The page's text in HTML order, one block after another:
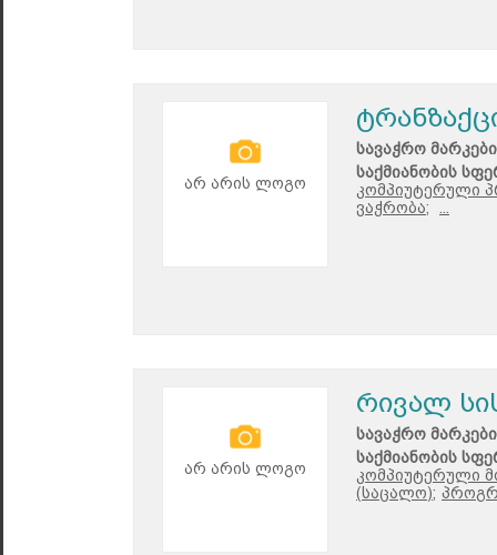
არ არის ლოგო
სავაჭრო
საქმიანობის
კომპიუტერული
ვაჭრობა;
არ არის ლოგო
რივალ
სავაჭრო
საქმიანობის
კომპიუტერული
(საცალო);